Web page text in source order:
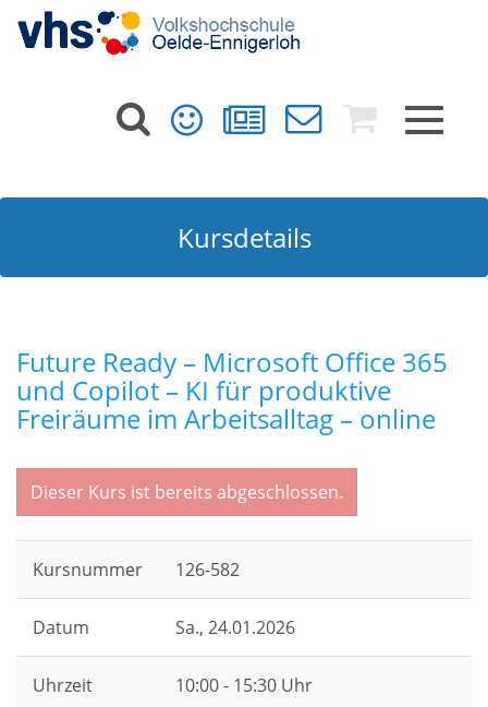
Toggle
Kursdetails
Future Ready – Microsoft Office 365
und Copilot – KI für produktive
Freiräume im Arbeitsalltag – online
Dieser Kurs ist bereits abgeschlossen.
Kursnummer 126-582
Datum Sa., 24.01.2026
Uhrzeit 10:00 - 15:30 Uhr